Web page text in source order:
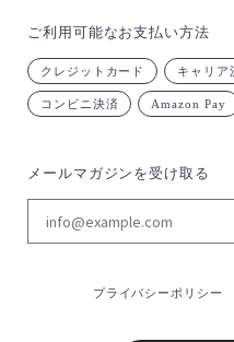
ご利用可能なお支払い方法
クレジットカード キャリア
コンビニ決済 Amazon Pay
メールマガジンを受け取る
プライバシーポリシー